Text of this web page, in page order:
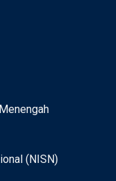
(NISN)